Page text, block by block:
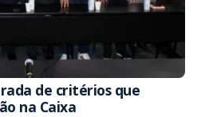
de critérios que
na Caixa